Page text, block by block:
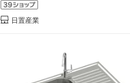
日置産業